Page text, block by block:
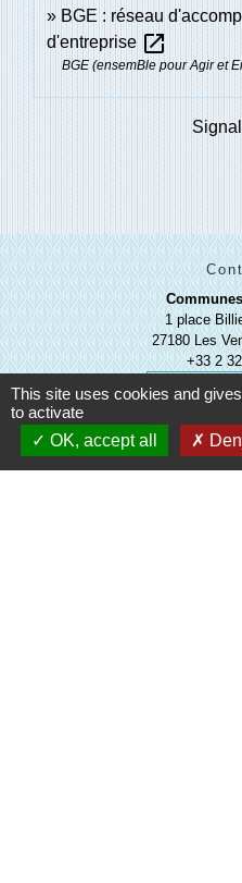
BGE : réseau
d'entreprise open_in_new
BGE (ensemBle pour Agir et
1 place
27180 Les
+33 2
Contact
This site uses cookies and
to activate
OK, accept all